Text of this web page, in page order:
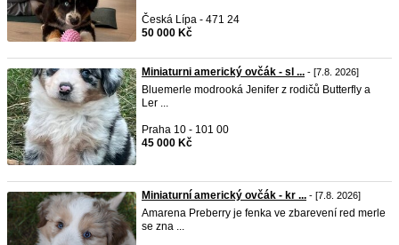
Česká Lípa - 471 24
50 000 Kč
Miniaturni americký ovčák - sl ... - [7.8. 2026]
Bluemerle modrooká Jenifer z rodičů Butterfly a
Ler ...
Praha 10 - 101 00
45 000 Kč
Miniaturní americký ovčák - kr ... - [7.8. 2026]
Amarena Preberry je fenka ve zbarevení red merle
se zna ...